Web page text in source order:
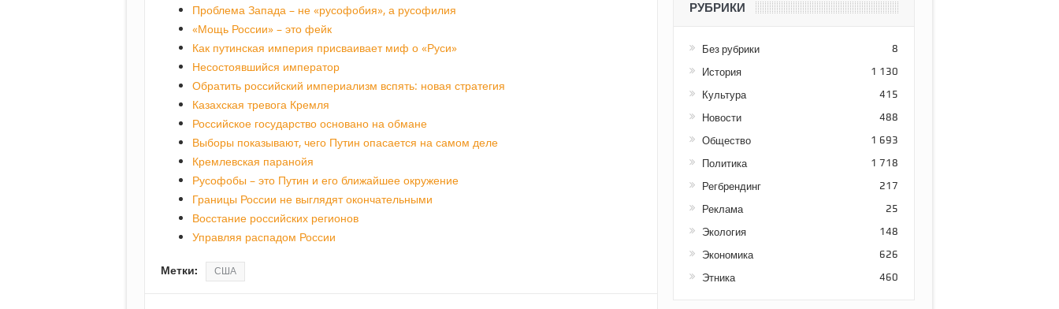
Проблема Запада – не «русофобия», а русофилия
«Мощь России» – это фейк
Как путинская империя присваивает миф о «Руси»
Несостоявшийся император
Обратить российский империализм вспять: новая стратегия
Казахская тревога Кремля
Российское государство основано на обмане
Выборы показывают, чего Путин опасается на самом деле
Кремлевская паранойя
Русофобы – это Путин и его ближайшее окружение
Границы России не выглядят окончательными
Восстание российских регионов
Управляя распадом России
Метки: США
РУБРИКИ
Без рубрики 8
История 1 130
Культура 415
Новости 488
Общество 1 693
Политика 1 718
Регбрендинг 217
Реклама 25
Экология 148
Экономика 626
Этника 460